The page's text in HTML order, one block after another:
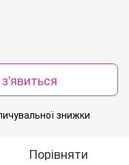
знижки
Порівняти